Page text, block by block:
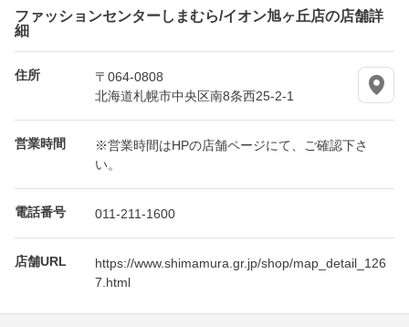
ファッションセンターしまむら/イオン旭ヶ丘店の店舗詳
細
住所
〒064-0808
北海道札幌市中央区南8条西25-2-1
営業時間
※営業時間はHPの店舗ページにて、ご確認下さ
い。
電話番号 011-211-1600
店舗URL
https://www.shimamura.gr.jp/shop/map_detail_126
7.html